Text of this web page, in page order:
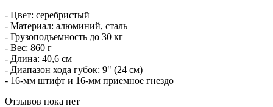
- Цвет: серебристый
- Материал: алюминий, сталь
- Грузоподъемность до 30 кг
- Вес: 860 г
- Длина: 40,6 см
- Диапазон хода губок: 9" (24 см)
- 16-мм штифт и 16-мм приемное гнездо
Отзывов пока нет